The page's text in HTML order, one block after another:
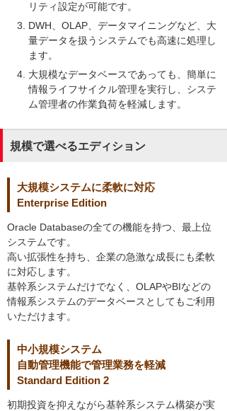
リティ設定が可能です。
DWH、OLAP、データマイニングなど、大
量データを扱うシステムでも高速に処理し
ます。
大規模なデータベースであっても、簡単に
情報ライフサイクル管理を実行し、システ
ム管理者の作業負荷を軽減します。
規模で選べるエディション
大規模システムに柔軟に対応
Enterprise Edition
Oracle Databaseの全ての機能を持つ、最上位
システムです。
高い拡張性を持ち、企業の急激な成長にも柔軟
に対応します。
基幹系システムだけでなく、OLAPやBIなどの
情報系システムのデータベースとしてもご利用
いただけます。
中小規模システム
自動管理機能で管理業務を軽減
Standard Edition 2
初期投資を抑えながら基幹系システム構築が実